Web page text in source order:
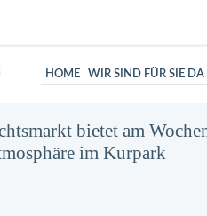
HOME WIR SIND FÜR SIE DA
bietet am
im Kurpark